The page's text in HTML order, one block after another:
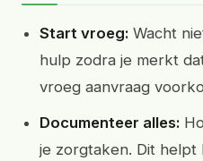
Start vroeg: Wacht
hulp zodra je merkt
vroeg aanvraag
Documenteer alles:
je zorgtaken. Dit helpt